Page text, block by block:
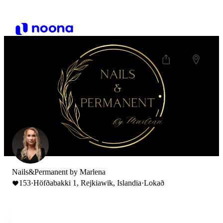
Nails&Permanent by Marlena
153·Höfðabakki 1, Rejkiawik, Islandia·Lokað